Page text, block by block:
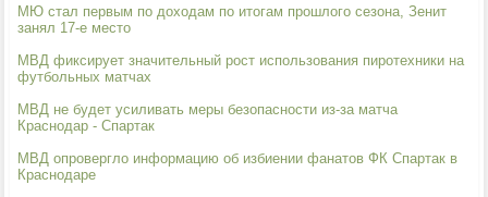
МЮ стал первым по доходам по итогам прошлого сезона, Зенит
занял 17-е место
МВД фиксирует значительный рост использования пиротехники на
футбольных матчах
МВД не будет усиливать меры безопасности из-за матча
Краснодар - Спартак
МВД опровергло информацию об избиении фанатов ФК Спартак в
Краснодаре